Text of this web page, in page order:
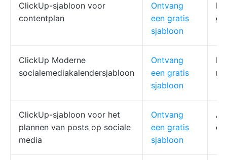
ClickUp-sjabloon voor
contentplan
Ontvang
een gratis
sjabloon
ClickUp Moderne
socialemediakalendersjabloon
Ontvang
een gratis
sjabloon
ClickUp-sjabloon voor het
plannen van posts op sociale
media
Ontvang
een gratis
sjabloon